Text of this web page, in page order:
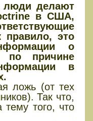
люди делают
в США,
правило, это
о
по причине
в
ложь (от тех
Так что,
того, что